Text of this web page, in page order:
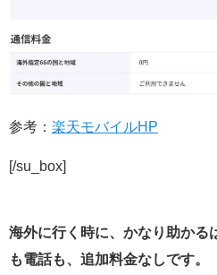
参考： 楽天モバイルHP
[/su_box]
海外に行く時に、かなり助かる
も電話も、追加料金なしです。